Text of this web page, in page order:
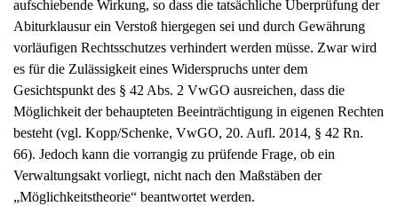
aufschiebende Wirkung, so dass die tatsächliche Überprüfung der
Abiturklausur ein Verstoß hiergegen sei und durch Gewährung
vorläufigen Rechtsschutzes verhindert werden müsse. Zwar wird
es für die Zulässigkeit eines Widerspruchs unter dem
Gesichtspunkt des § 42 Abs. 2 VwGO ausreichen, dass die
Möglichkeit der behaupteten Beeinträchtigung in eigenen Rechten
besteht (vgl. Kopp/Schenke, VwGO, 20. Aufl. 2014, § 42 Rn.
66). Jedoch kann die vorrangig zu prüfende Frage, ob ein
Verwaltungsakt vorliegt, nicht nach den Maßstäben der
„Möglichkeitstheorie“ beantwortet werden.